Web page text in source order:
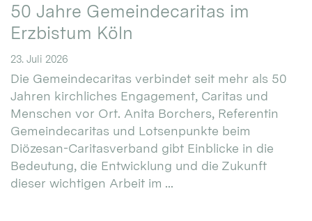
50 Jahre Gemeindecaritas im
Erzbistum Köln
23. Juli 2026
Die Gemeindecaritas verbindet seit mehr als 50
Jahren kirchliches Engagement, Caritas und
Menschen vor Ort. Anita Borchers, Referentin
Gemeindecaritas und Lotsenpunkte beim
Diözesan-Caritasverband gibt Einblicke in die
Bedeutung, die Entwicklung und die Zukunft
dieser wichtigen Arbeit im ...